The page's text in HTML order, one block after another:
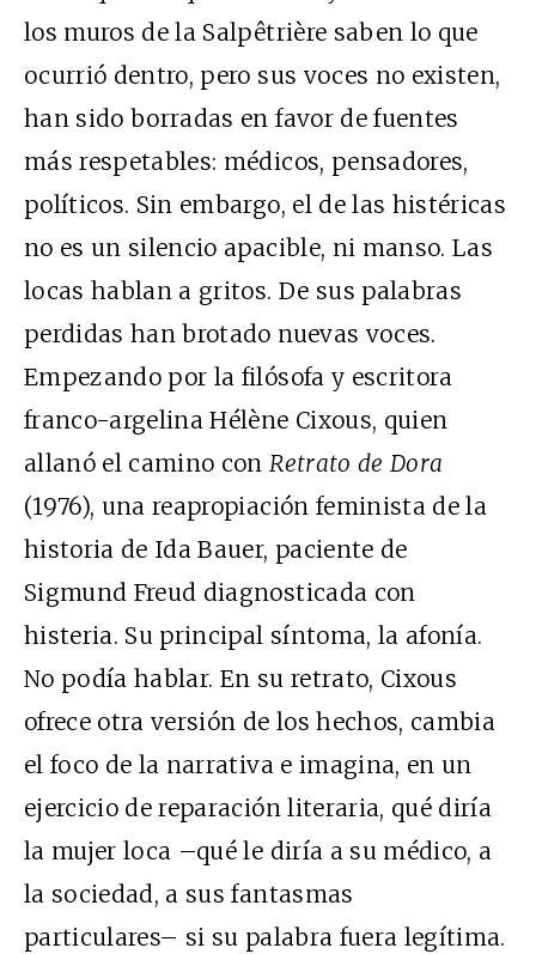
los muros de la Salpêtrière saben lo que
ocurrió dentro, pero sus voces no existen,
han sido borradas en favor de fuentes
más respetables: médicos, pensadores,
políticos. Sin embargo, el de las histéricas
no es un silencio apacible, ni manso. Las
locas hablan a gritos. De sus palabras
perdidas han brotado nuevas voces.
Empezando por la filósofa y escritora
franco-argelina Hélène Cixous, quien
allanó el camino conRetrato de Dora
(1976), una reapropiación feminista de la
historia de Ida Bauer, paciente de
Sigmund Freud diagnosticada con
histeria. Su principal síntoma, la afonía.
No podía hablar. En su retrato, Cixous
ofrece otra versión de los hechos, cambia
el foco de la narrativa e imagina, en un
ejercicio de reparación literaria, qué diría
la mujer loca –qué le diría a su médico, a
la sociedad, a sus fantasmas
particulares– si su palabra fuera legítima.